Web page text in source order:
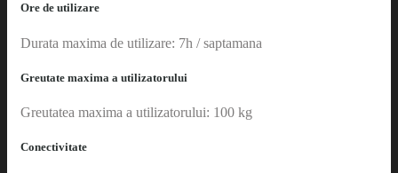
Ore de utilizare
Durata maxima de utilizare: 7h / saptamana
Greutate maxima a utilizatorului
Greutatea maxima a utilizatorului: 100 kg
Conectivitate